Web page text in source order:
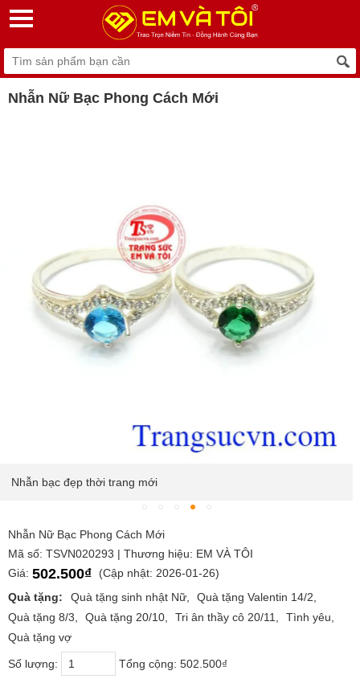
Nhẫn Nữ Bạc Phong Cách Mới
Nhẫn bạc đẹp thời trang mới
Nhẫn Nữ Bạc Phong Cách Mới
Mã số: TSVN020293 | Thương hiệu: EM VÀ TÔI
Giá: 502.500₫
(Cập nhật: 2026-01-26)
Quà tặng:
Quà tặng sinh nhật Nữ
Quà tặng Valentin 14/2
Quà tặng 8/3
Quà tặng 20/10 Tri ân thầy cô 20/11
Tình yêu
Quà tặng vợ
Số lượng: Tổng cộng: 502.500₫